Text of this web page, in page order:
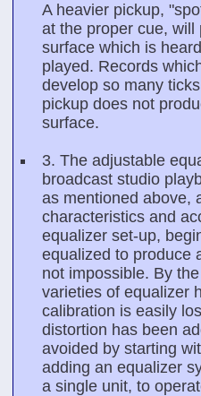
A heavier pickup,
at the proper cue,
surface which is
played. Records
develop so many
pickup does not
surface.
3. The adjustable
broadcast studio
as mentioned above,
characteristics and
equalizer set-up,
equalized to produce
not impossible. By
varieties of equalizer
calibration is easily
distortion has been
avoided by starting
adding an equalizer
a single unit, to